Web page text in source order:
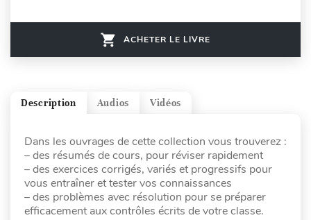
ACHETER LE LIVRE
Vidéos
Audios
Description
Dans les ouvrages de cette collection vous trouverez :
– des résumés de cours, pour réviser rapidement
– des exercices corrigés, variés et progressifs pour
vous entraîner et tester vos connaissances
– des problèmes avec résolution pour se préparer
efficacement aux contrôles écrits de votre classe.